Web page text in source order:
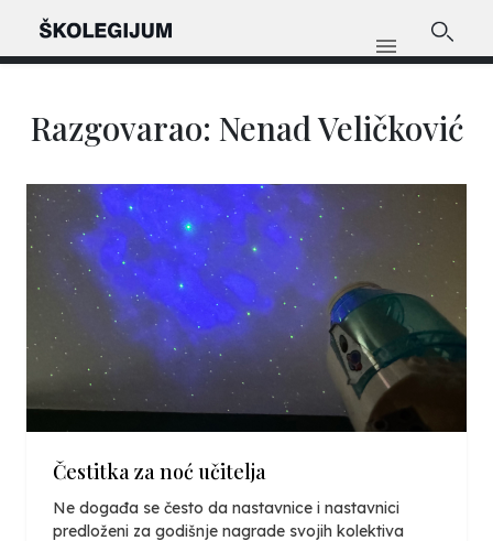
Razgovarao: Nenad Veličković
Čestitka za noć učitelja
Ne događa se često da nastavnice i nastavnici
predloženi za godišnje nagrade svojih kolektiva